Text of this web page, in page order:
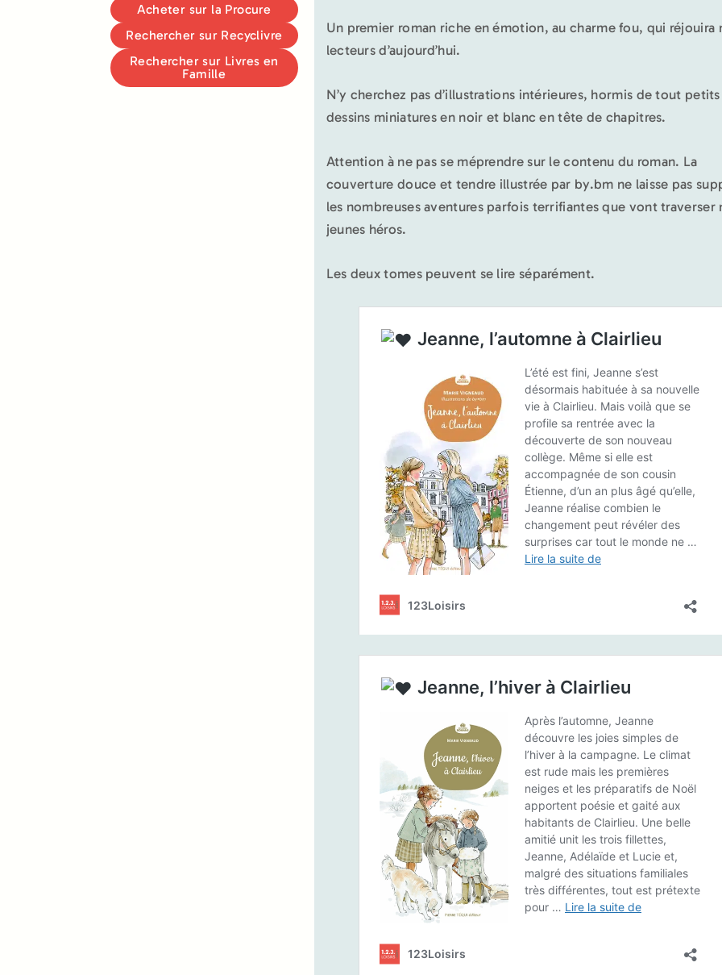
Acheter sur la Procure
Rechercher sur Recyclivre
Rechercher sur Livres en
Famille
Un premier roman riche en émotion, au charme fou, qui réjouira
lecteurs d’aujourd’hui.
N’y cherchez pas d’illustrations intérieures, hormis de tout petits
dessins miniatures en noir et blanc en tête de chapitres.
Attention à ne pas se méprendre sur le contenu du roman. La
couverture douce et tendre illustrée par by.bm ne laisse pas
les nombreuses aventures parfois terrifiantes que vont traverser
jeunes héros.
Les deux tomes peuvent se lire séparément.